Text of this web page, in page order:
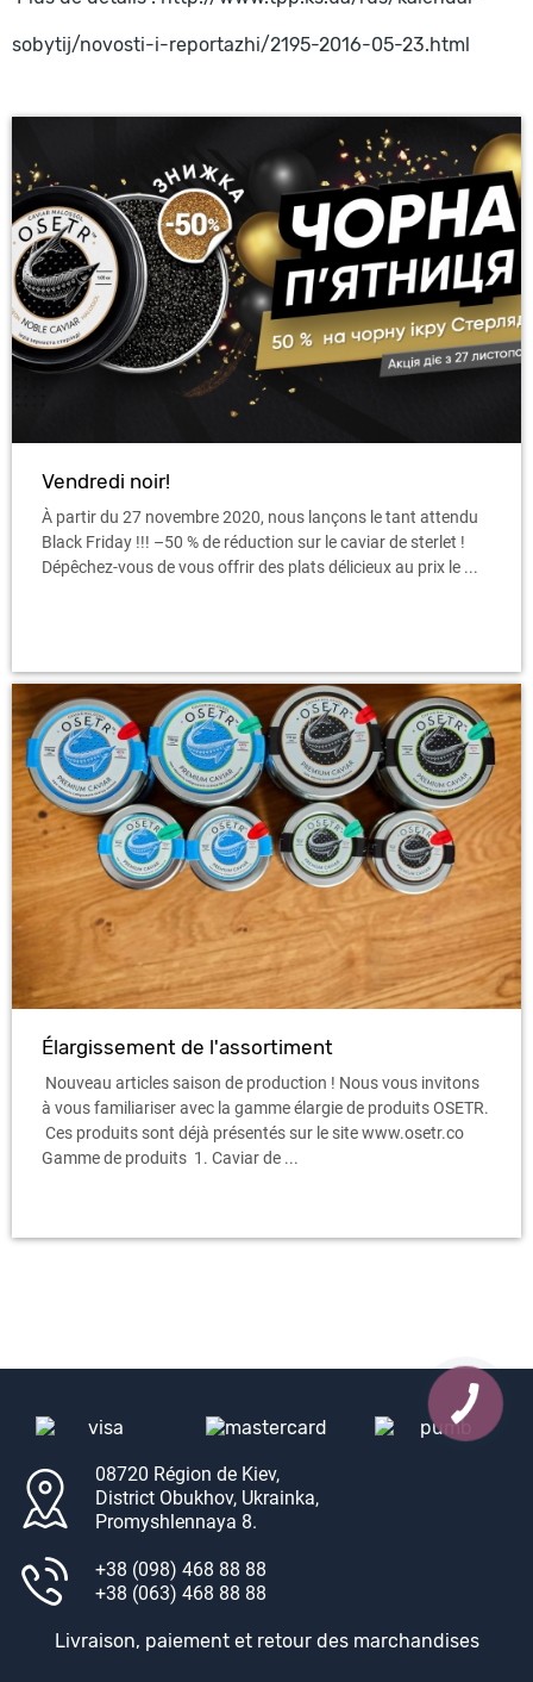
sobytij/novosti-i-reportazhi/2195-2016-05-23.html
Vendredi noir!
À partir du 27 novembre 2020, nous lançons le tant attendu
Black Friday !!! –50 % de réduction sur le caviar de sterlet !
Dépêchez-vous de vous offrir des plats délicieux au prix le ...
Élargissement de l'assortiment
Nouveau articles saison de production ! Nous vous invitons
à vous familiariser avec la gamme élargie de produits OSETR.
Ces produits sont déjà présentés sur le site www.osetr.co
Gamme de produits 1. Caviar de ...
08720 Région de Kiev,
District Obukhov, Ukrainka,
Promyshlennaya 8.
+38 (098) 468 88 88
+38 (063) 468 88 88
Livraison, paiement et retour des marchandises